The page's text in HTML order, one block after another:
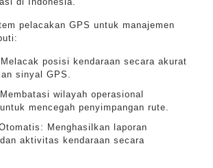
pelacakan GPS untuk manajemen
posisi kendaraan secara akurat
sinyal GPS.
wilayah operasional
mencegah penyimpangan rute.
Menghasilkan laporan
aktivitas kendaraan secara